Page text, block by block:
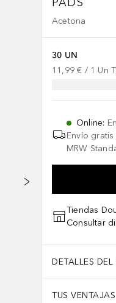
Acetona
30 UN
11,99 € / 1 Un
Online:
Envío
MRW
Tiendas
Consultar
DETALLES
TUS VENTAJAS